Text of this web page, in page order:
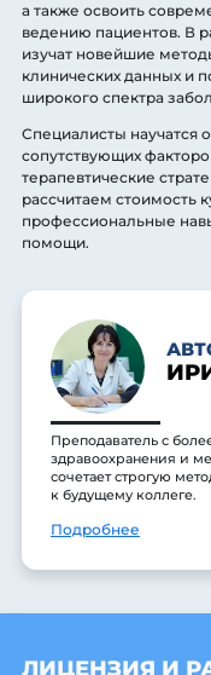
а также освоить
ведению пациентов. В
изучат новейшие
клинических данных и
широкого спектра
Специалисты научатся
сопутствующих
терапевтические
рассчитаем стоимость
профессиональные
помощи.
Преподаватель с
здравоохранения и
сочетает строгую
к будущему коллеге.
Подробнее
ЛИЦЕНЗИЯ И